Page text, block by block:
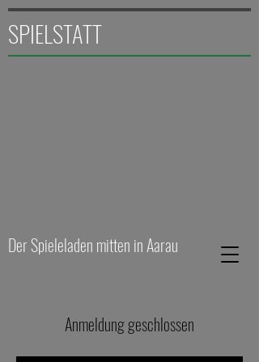
SPIELSTATT
Der Spieleladen mitten in Aarau
Anmeldung geschlossen